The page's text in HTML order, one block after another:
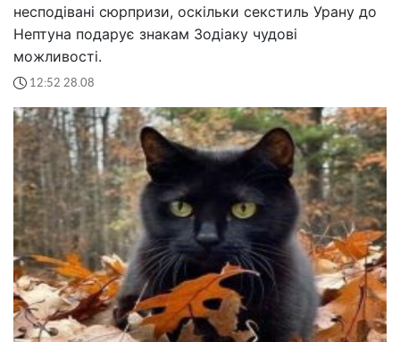
несподівані сюрпризи, оскільки секстиль Урану до
Нептуна подарує знакам Зодіаку чудові
можливості.
12:52 28.08